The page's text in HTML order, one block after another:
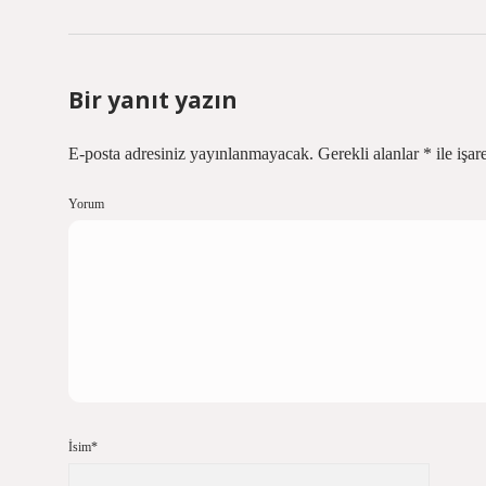
Bir yanıt yazın
E-posta adresiniz yayınlanmayacak. Gerekli alanlar * ile
Yorum
İsim*